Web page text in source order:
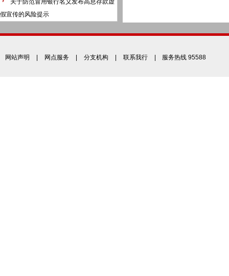
关于防范冒用银行名义发布高息存款虚
假宣传的风险提示
网站声明 网点服务 分支机构 联系我行 | 服务热线 95588